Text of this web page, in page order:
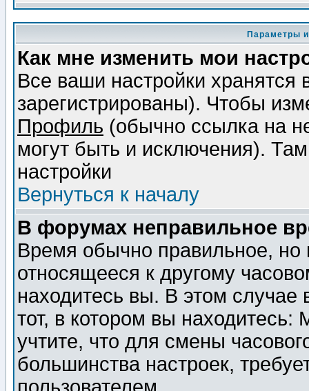
Параметры
Как мне изменить мои
Все ваши настройки
зарегистрированы). Чтобы
Профиль (обычно ссылка на
могут быть и исключения).
настройки
Вернуться к началу
В форумах неправильное
Время обычно правильное,
относящееся к другому
находитесь вы. В этом
тот, в котором вы
учтите, что для смены
большинства настроек,